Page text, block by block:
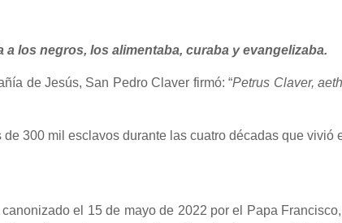
los negros, los alimentaba, curaba y evangelizaba.
de Jesús, San Pedro Claver firmó: “Petrus Claver,
300 mil esclavos durante las cuatro décadas que vivió
el 15 de mayo de 2022 por el Papa